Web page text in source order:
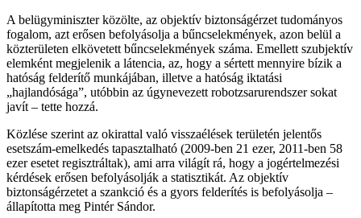
A belügyminiszter közölte, az objektív biztonságérzet tudományos
fogalom, azt erősen befolyásolja a bűncselekmények, azon belül a
közterületen elkövetett bűncselekmények száma. Emellett szubjektív
elemként megjelenik a látencia, az, hogy a sértett mennyire bízik a
hatóság felderítő munkájában, illetve a hatóság iktatási
„hajlandósága”, utóbbin az úgynevezett robotzsarurendszer sokat
javít – tette hozzá.
Közlése szerint az okirattal való visszaélések területén jelentős
esetszám-emelkedés tapasztalható (2009-ben 21 ezer, 2011-ben 58
ezer esetet regisztráltak), ami arra világít rá, hogy a jogértelmezési
kérdések erősen befolyásolják a statisztikát. Az objektív
biztonságérzetet a szankció és a gyors felderítés is befolyásolja –
állapította meg Pintér Sándor.